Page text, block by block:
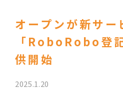
オープンが新サー
「RoboRobo登
供開始
2025.1.20